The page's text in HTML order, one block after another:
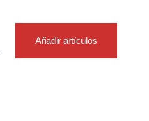
Añadir artículos